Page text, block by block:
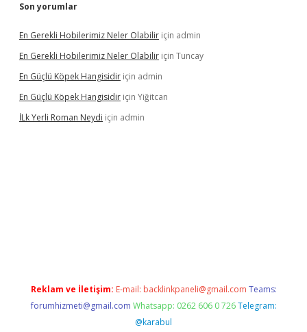
Son yorumlar
En Gerekli Hobilerimiz Neler Olabilir için admin
En Gerekli Hobilerimiz Neler Olabilir için Tuncay
En Güçlü Köpek Hangisidir için admin
En Güçlü Köpek Hangisidir için Yiğitcan
İLk Yerli Roman Neydi için admin
Reklam ve İletişim: E-mail: backlinkpaneli@gmail.com Teams:
forumhizmeti@gmail.com Whatsapp: 0262 606 0 726 Telegram:
@karabul